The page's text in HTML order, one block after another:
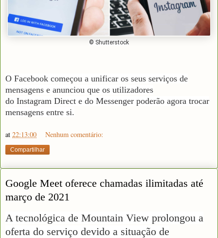
© Shutterstock
O Facebook começou a unificar os seus serviços de
mensagens e anunciou que os utilizadores
do Instagram Direct e do Messenger poderão agora trocar
mensagens entre si.
at 22:13:00 Nenhum comentário:
Compartilhar
Google Meet oferece chamadas ilimitadas até
março de 2021
A tecnológica de Mountain View prolongou a
oferta do serviço devido a situação de